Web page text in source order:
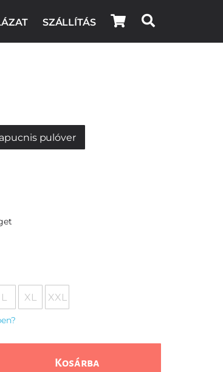
SZÁLLÍTÁS
pulóver
L XL XXL
Kosárba